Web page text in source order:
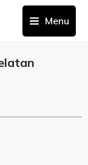
Menu